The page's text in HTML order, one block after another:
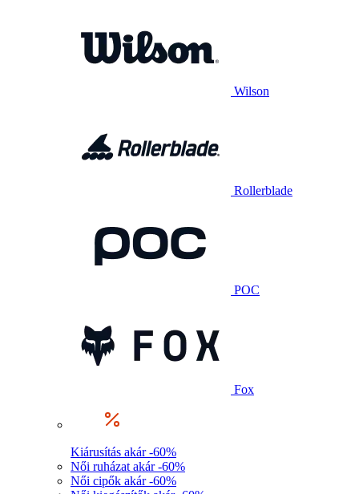
Wilson
Rollerblade
POC
Fox
Kiárusítás akár -60%
Női ruházat akár -60%
Női cipők akár -60%